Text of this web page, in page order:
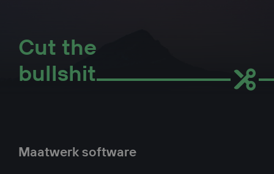
Cut the
bullshit
Hoofdnavigatie
Maatwerk software